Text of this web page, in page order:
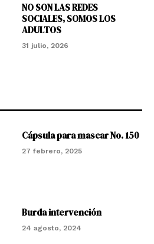
NO SON LAS REDES
SOCIALES, SOMOS LOS
ADULTOS
31 julio, 2026
Cápsula para mascar No. 150
27 febrero, 2025
Burda intervención
24 agosto, 2024